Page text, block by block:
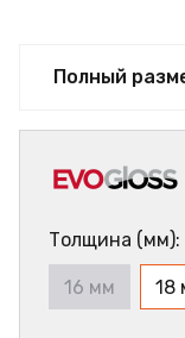
Полный
Толщина (мм):
16 мм 18